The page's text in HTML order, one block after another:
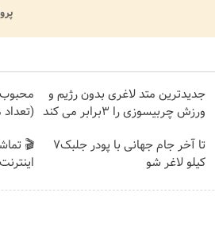
جدیدترین متد لاغری بدون رژیم و
ورزش چربیسوزی را 3برابر می کند
تا آخر جام جهانی با پودر جلبک7
کیلو لاغر شو
🎬
اینترنت LTE پیشگامان در 4 قسط